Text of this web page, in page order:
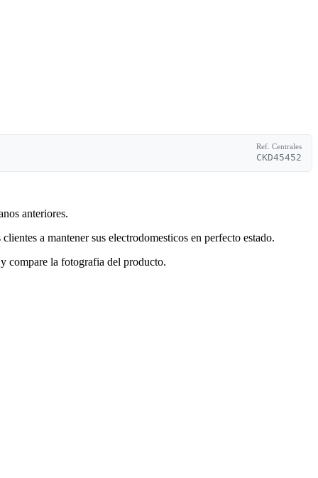
Ref. Centrales
CKD45452
anteriores.
a mantener sus electrodomesticos en perfecto estado.
compare la fotografia del producto.